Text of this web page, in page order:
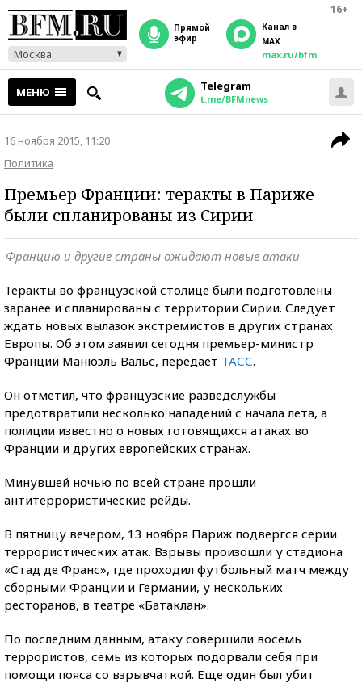
16+
Москва
прямой
эфир
Канал в
MAX
max.ru/bfm
МЕНЮ Telegram
t.me/BFMnews
16 ноября 2015, 11:20
Политика
Премьер Франции: теракты в Париже
были спланированы из Сирии
Францию и другие страны ожидают новые атаки
Теракты во французской столице были подготовлены
заранее и спланированы с территории Сирии. Следует
ждать новых вылазок экстремистов в других странах
Европы. Об этом заявил сегодня премьер-министр
Франции Манюэль Вальс, передает ТАСС.
Он отметил, что французские разведслужбы
предотвратили несколько нападений с начала лета, а
полиции известно о новых готовящихся атаках во
Франции и других европейских странах.
Минувшей ночью по всей стране прошли
антитеррористические рейды.
В пятницу вечером, 13 ноября Париж подвергся серии
террористических атак. Взрывы произошли у стадиона
«Стад де Франс», где проходил футбольный матч между
сборными Франции и Германии, у нескольких
ресторанов, в театре «Батаклан».
По последним данным, атаку совершили восемь
террористов, семь из которых подорвали себя при
помощи пояса со взрывчаткой. Еще один был убит